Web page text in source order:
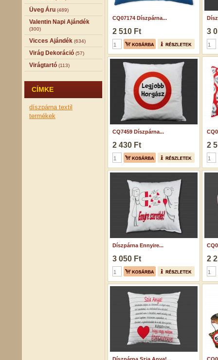
Üveg Áru (489)
Valentin Napi Ajándék
(300)
Vicces Ajándék (634)
Virág Dekoráció (57)
Virágtartó (113)
CÍMKE
díszpárna textil
termékek
CQ07174 Díszpárna...
2 510 Ft 3
CQ7459 Díszpárna...
2 430 Ft 2
Díszpárna Ennyire...
3 050 Ft 2